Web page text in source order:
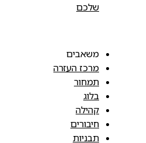
שלכם
משאבים
מרכז העזרה
תמחור
בלוג
קהילה
חיבורים
תבניות